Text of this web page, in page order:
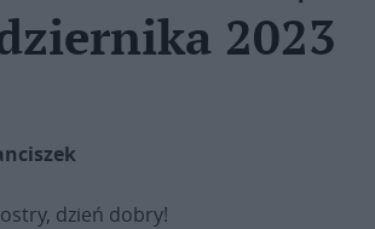
2023
dzień dobry!